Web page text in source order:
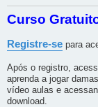
Curso
Registre-se para
Após o registro,
aprenda a jogar
vídeo aulas e
download.